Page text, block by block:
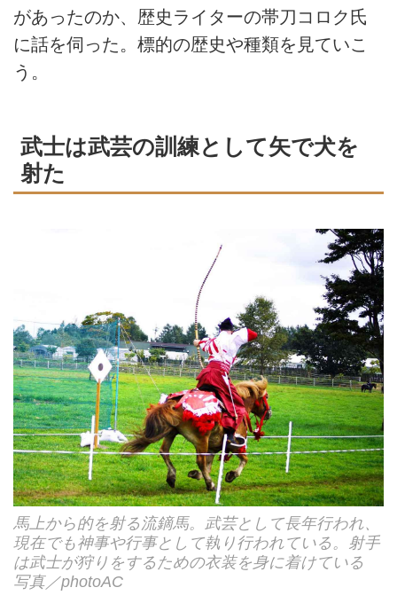
があったのか、歴史ライターの帯刀コロク氏
に話を伺った。標的の歴史や種類を見ていこ
う。
武士は武芸の訓練として矢で犬を
射た
馬上から的を射る流鏑馬。武芸として長年行われ、
現在でも神事や行事として執り行われている。射手
は武士が狩りをするための衣装を身に着けている
写真／photoAC